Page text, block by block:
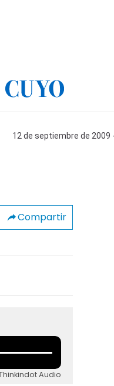
12 de septiembre de 2009
Compartir
Audio